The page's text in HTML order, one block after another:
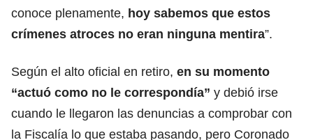
conoce plenamente, hoy sabemos que estos
crímenes atroces no eran ninguna mentira”.
Según el alto oficial en retiro, en su momento
“actuó como no le correspondía” y debió irse
cuando le llegaron las denuncias a comprobar con
la Fiscalía lo que estaba pasando, pero Coronado